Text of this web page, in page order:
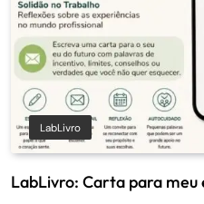
LabLivro
LabLivro: Carta para meu